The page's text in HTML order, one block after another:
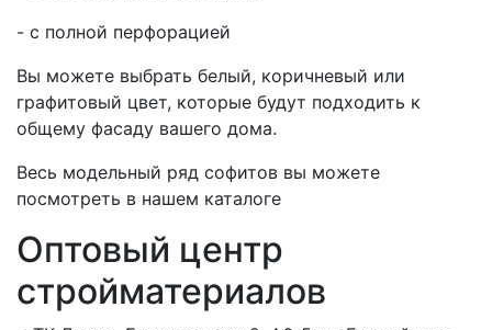
- с полной перфорацией
Вы можете выбрать белый, коричневый или
графитовый цвет, которые будут подходить к
общему фасаду вашего дома.
Весь модельный ряд софитов вы можете
посмотреть в нашем каталоге
Оптовый центр
стройматериалов